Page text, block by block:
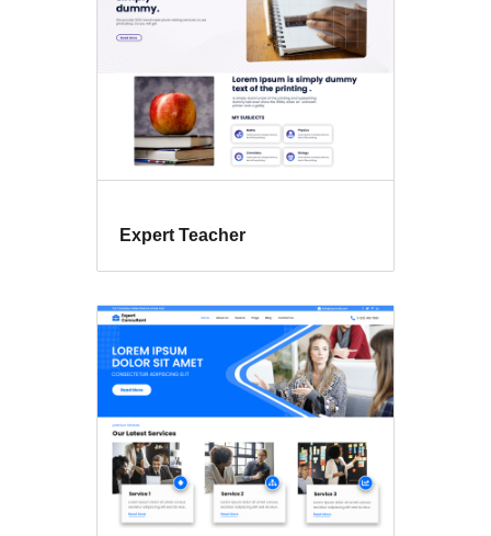
Expert Teacher